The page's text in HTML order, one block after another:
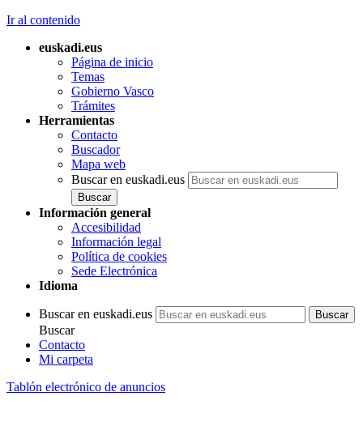
Ir al contenido
euskadi.eus
Página de inicio
Temas
Gobierno Vasco
Trámites
Herramientas
Contacto
Buscador
Mapa web
Buscar en euskadi.eus
Información general
Accesibilidad
Información legal
Política de cookies
Sede Electrónica
Idioma
Buscar en euskadi.eus
Buscar
Contacto
Mi carpeta
Tablón electrónico de anuncios